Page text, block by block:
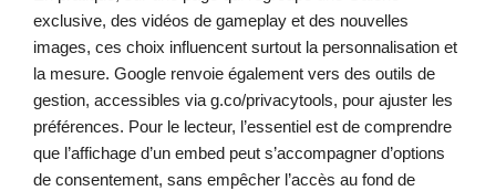
exclusive, des vidéos de gameplay et des nouvelles
images, ces choix influencent surtout la personnalisation et
la mesure. Google renvoie également vers des outils de
gestion, accessibles via g.co/privacytools, pour ajuster les
préférences. Pour le lecteur, l’essentiel est de comprendre
que l’affichage d’un embed peut s’accompagner d’options
de consentement, sans empêcher l’accès au fond de